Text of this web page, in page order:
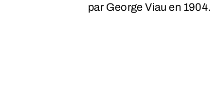
par George Viau en 1904.